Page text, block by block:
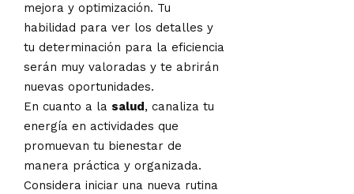
mejora y optimización. Tu
habilidad para ver los detalles y
tu determinación para la eficiencia
serán muy valoradas y te abrirán
nuevas oportunidades.
En cuanto a la salud , canaliza tu
energía en actividades que
promuevan tu bienestar de
manera práctica y organizada.
Considera iniciar una nueva rutina